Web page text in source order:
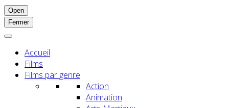
Open
Fermer
Accueil
Films
Films par genre
Action
Animation